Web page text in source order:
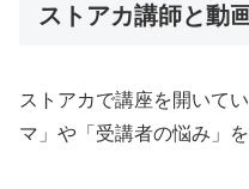
ストアカ講師と動
ストアカで講座を開いて
マ」や「受講者の悩み」